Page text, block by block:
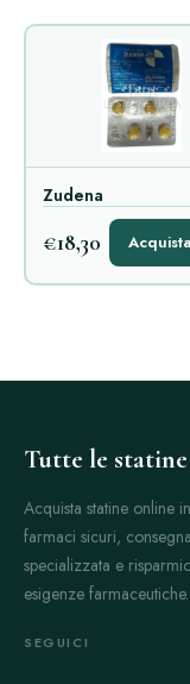
Zudena
€18,30
Tutte le
Acquista statine online
farmaci sicuri,
specializzata e
esigenze farmaceutiche.
SEGUICI